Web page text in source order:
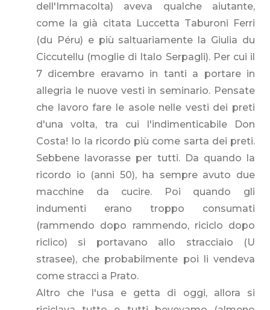
dell'Immacolta) aveva qualche aiutante,
come la già citata Luccetta Taburoni Ferri
(du Péru) e più saltuariamente la Giulia du
Ciccutellu (moglie di Italo Serpagli). Per cui il
7 dicembre eravamo in tanti a portare in
allegria le nuove vesti in seminario. Pensate
che lavoro fare le asole nelle vesti dei preti
d'una volta, tra cui l'indimenticabile Don
Costa! Io la ricordo più come sarta dei preti.
Sebbene lavorasse per tutti. Da quando la
ricordo io (anni 50), ha sempre avuto due
macchine da cucire. Poi quando gli
indumenti erano troppo consumati
(rammendo dopo rammendo, riciclo dopo
riclico) si portavano allo stracciaio (U
strasee), che probabilmente poi li vendeva
come stracci a Prato.
Altro che l'usa e getta di oggi, allora si